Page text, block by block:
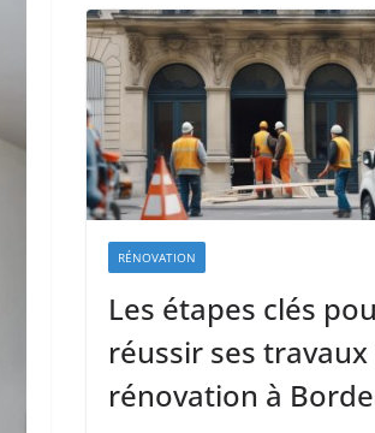
RÉNOVATION
Les étapes clés
réussir ses travaux
rénovation à